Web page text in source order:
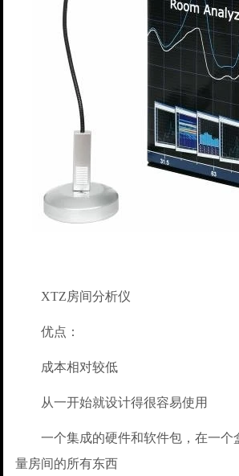
XTZ房间分析仪
优点：
成本相对较低
从一开始就设计得很容易使用
一个集成的硬件和软件包，在一个
量房间的所有东西